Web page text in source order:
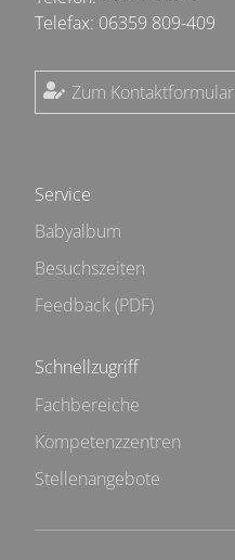
Telefax: 06359 809-409
Zum Kontaktformular
Service
Babyalbum
Besuchszeiten
Feedback (PDF)
Schnellzugriff
Fachbereiche
Kompetenzzentren
Stellenangebote